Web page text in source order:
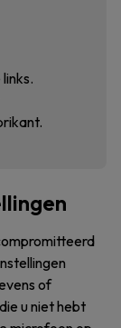
of
u niet hebt